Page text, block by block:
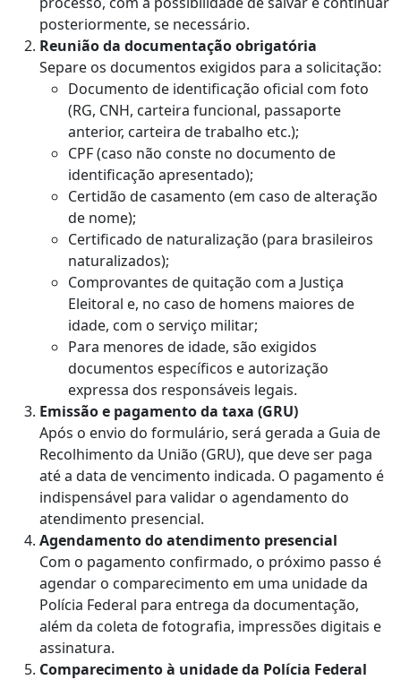
posteriormente, se necessário.
Reunião da documentação obrigatória
Separe os documentos exigidos para a solicitação:
Documento de identificação oficial com foto
(RG, CNH, carteira funcional, passaporte
anterior, carteira de trabalho etc.);
CPF (caso não conste no documento de
identificação apresentado);
Certidão de casamento (em caso de alteração
de nome);
Certificado de naturalização (para brasileiros
naturalizados);
Comprovantes de quitação com a Justiça
Eleitoral e, no caso de homens maiores de
idade, com o serviço militar;
Para menores de idade, são exigidos
documentos específicos e autorização
expressa dos responsáveis legais.
Emissão e pagamento da taxa (GRU)
Após o envio do formulário, será gerada a Guia de
Recolhimento da União (GRU), que deve ser paga
até a data de vencimento indicada. O pagamento é
indispensável para validar o agendamento do
atendimento presencial.
Agendamento do atendimento presencial
Com o pagamento confirmado, o próximo passo é
agendar o comparecimento em uma unidade da
Polícia Federal para entrega da documentação,
além da coleta de fotografia, impressões digitais e
assinatura.
Comparecimento à unidade da Polícia Federal